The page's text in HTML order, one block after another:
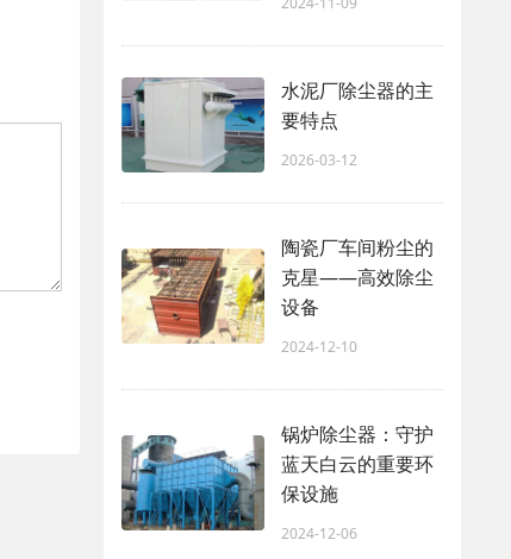
水泥厂除尘器的主
要特点
2026-03-12
陶瓷厂车间粉尘的
克星——高效除尘
设备
2024-12-10
锅炉除尘器：守护
蓝天白云的重要环
保设施
2024-12-06